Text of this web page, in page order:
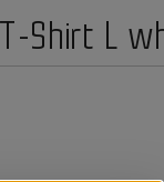
Shirt L